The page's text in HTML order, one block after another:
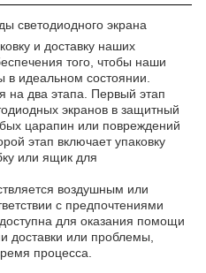
светодиодного экрана
и доставку наших
того, чтобы наши
в идеальном состоянии.
на два этапа. Первый этап
экранов в защитный
царапин или повреждений
этап включает упаковку
или ящик для
воздушным или
с предпочтениями
для оказания помощи
доставки или проблемы,
процесса.